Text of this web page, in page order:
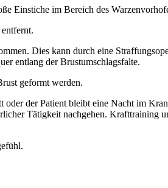
Einstiche im Bereich des
Dies kann durch eine
entlang der Brustumschlagsfalte.
geformt werden.
der Patient bleibt eine Nacht im
Tätigkeit nachgehen. Krafttraining